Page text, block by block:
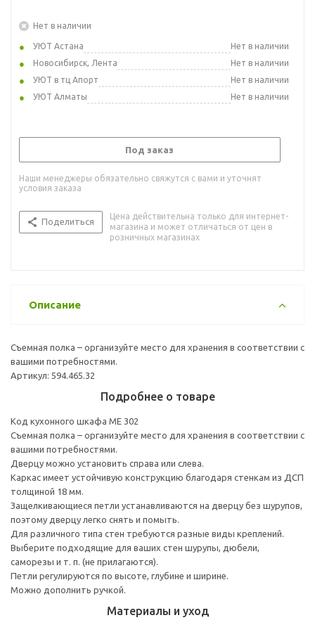
Нет в наличии
УЮТ Астана
Нет в наличии
Новосибирск, Лента
Нет в наличии
УЮТ в тц Апорт
Нет в наличии
УЮТ Алматы
Нет в наличии
Под заказ
Наши менеджеры обязательно свяжутся с вами и уточнят
условия заказа
Поделиться
Цена действительна только для интернет-
магазина и может отличаться от цен в
розничных магазинах
Описание
Съемная полка – организуйте место для хранения в соответствии с
вашими потребностями.
Артикул: 594.465.32
Подробнее о товаре
Код кухонного шкафа ME 302
Съемная полка – организуйте место для хранения в соответствии с
вашими потребностями.
Дверцу можно установить справа или слева.
Каркас имеет устойчивую конструкцию благодаря стенкам из ДСП
толщиной 18 мм.
Защелкивающиеся петли устанавливаются на дверцу без шурупов,
поэтому дверцу легко снять и помыть.
Для различного типа стен требуются разные виды креплений.
Выберите подходящие для ваших стен шурупы, дюбели,
саморезы и т. п. (не прилагаются).
Петли регулируются по высоте, глубине и ширине.
Можно дополнить ручкой.
Материалы и уход